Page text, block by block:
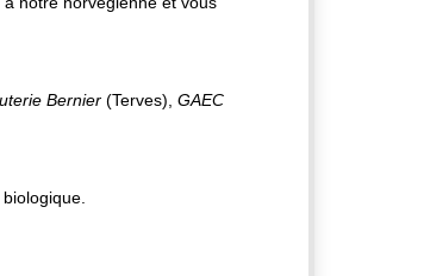
Bernier (Terves), GAEC